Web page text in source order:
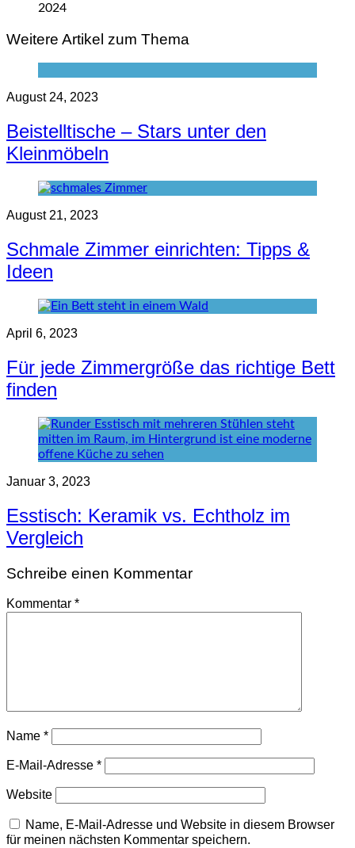
2024
Weitere Artikel zum Thema
August 24, 2023
Beistelltische – Stars unter den
Kleinmöbeln
August 21, 2023
Schmale Zimmer einrichten: Tipps &
Ideen
April 6, 2023
Für jede Zimmergröße das richtige Bett
finden
Januar 3, 2023
Esstisch: Keramik vs. Echtholz im
Vergleich
Schreibe einen Kommentar
Kommentar *
Name *
E-Mail-Adresse *
Website
Name, E-Mail-Adresse und Website in diesem Browser
für meinen nächsten Kommentar speichern.